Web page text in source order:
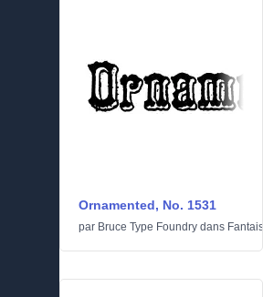
Ornamented, No. 1531
par Bruce Type Foundry dans